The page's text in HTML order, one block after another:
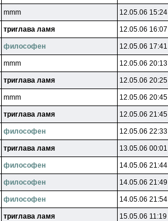
mmm 12.05.06 15:24
тpиrлaвa лaмя 12.05.06 16:07
филocoфeн 12.05.06 17:41
mmm 12.05.06 20:13
тpиrлaвa лaмя 12.05.06 20:25
mmm 12.05.06 20:45
тpиrлaвa лaмя 12.05.06 21:45
филocoфeн 12.05.06 22:33
тpиrлaвa лaмя 13.05.06 00:01
филocoфeн 14.05.06 21:44
филocoфeн 14.05.06 21:49
филocoфeн 14.05.06 21:54
тpиrлaвa лaмя 15.05.06 11:19